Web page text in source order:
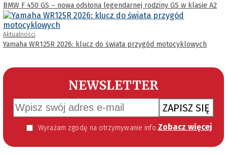
BMW F 450 GS – nowa odsłona legendarnej rodziny GS w klasie A2
Aktualności
Yamaha WR125R 2026: klucz do świata przygód motocyklowych
NEWSLETTER
ZAPISZ SIĘ
Wyrażam zgodę na otrzymywanie informacji handlowej kierowanej do mnie za pomocą środków komunikacji elektronicznej w szczególności poczty elektronicznej zgodnie z przepisem art. 10 ust 2 ustawy z dnia 18 lipca 2002 roku o świadczeniu usług drogą elektroniczną (Dz. U. 144 z 2002 r. poz. 1204). Zgoda jest dobrowolna, jednak jej wyrażenie jest konieczne, aby otrzymywać newsletter. Zobacz więcej